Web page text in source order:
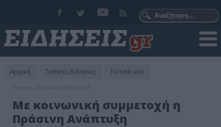
Αρχική Τοπικές Ειδήσεις Τοπικά νέα
Πέμπτη, 22 Ιουλίου 2010 12:38
Με κοινωνική συμμετοχή η
Πράσινη Ανάπτυξη